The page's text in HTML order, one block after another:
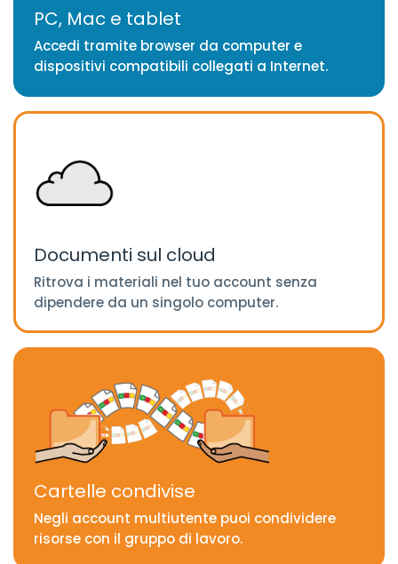
PC, Mac e tablet
Accedi tramite browser da computer e
dispositivi compatibili collegati a Internet.
Documenti sul cloud
Ritrova i materiali nel tuo account senza
dipendere da un singolo computer.
Cartelle condivise
Negli account multiutente puoi condividere
risorse con il gruppo di lavoro.